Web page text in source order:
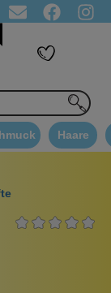
Bestellung ☁
Haare